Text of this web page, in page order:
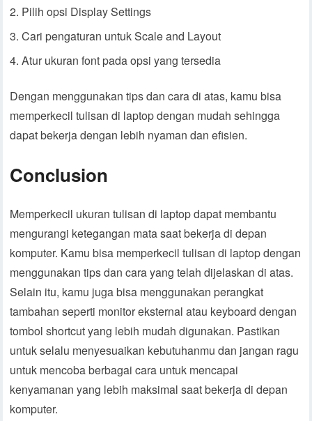
Pilih opsi Display Settings
Cari pengaturan untuk Scale and Layout
Atur ukuran font pada opsi yang tersedia
Dengan menggunakan tips dan cara di atas, kamu bisa
memperkecil tulisan di laptop dengan mudah sehingga
dapat bekerja dengan lebih nyaman dan efisien.
Conclusion
Memperkecil ukuran tulisan di laptop dapat membantu
mengurangi ketegangan mata saat bekerja di depan
komputer. Kamu bisa memperkecil tulisan di laptop dengan
menggunakan tips dan cara yang telah dijelaskan di atas.
Selain itu, kamu juga bisa menggunakan perangkat
tambahan seperti monitor eksternal atau keyboard dengan
tombol shortcut yang lebih mudah digunakan. Pastikan
untuk selalu menyesuaikan kebutuhanmu dan jangan ragu
untuk mencoba berbagai cara untuk mencapai
kenyamanan yang lebih maksimal saat bekerja di depan
komputer.